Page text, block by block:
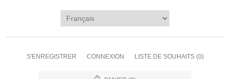
S'ENREGISTRER CONNEXION LISTE DE SOUHAITS (0)